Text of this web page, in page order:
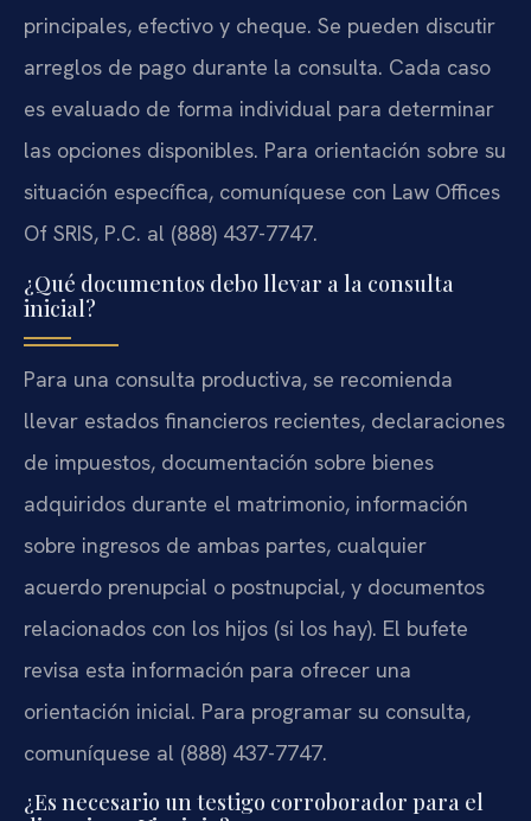
principales, efectivo y cheque. Se pueden discutir
arreglos de pago durante la consulta. Cada caso
es evaluado de forma individual para determinar
las opciones disponibles. Para orientación sobre su
situación específica, comuníquese con Law Offices
Of SRIS, P.C. al (888) 437-7747.
¿Qué documentos debo llevar a la consulta
inicial?
Para una consulta productiva, se recomienda
llevar estados financieros recientes, declaraciones
de impuestos, documentación sobre bienes
adquiridos durante el matrimonio, información
sobre ingresos de ambas partes, cualquier
acuerdo prenupcial o postnupcial, y documentos
relacionados con los hijos (si los hay). El bufete
revisa esta información para ofrecer una
orientación inicial. Para programar su consulta,
comuníquese al (888) 437-7747.
¿Es necesario un testigo corroborador para el